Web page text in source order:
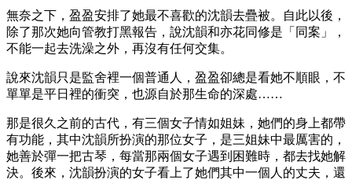
無奈之下，盈盈安排了她最不喜歡的沈韻去疊被。自此以後，
除了那次她向管教打黑報告，說沈韻和亦花同修是「同案」，
不能一起去洗澡之外，再沒有任何交集。
說來沈韻只是監舍裡一個普通人，盈盈卻總是看她不順眼，不
單單是平日裡的衝突，也源自於那生命的深處……
那是很久之前的古代，有三個女子情如姐妹，她們的身上都帶
有功能，其中沈韻所扮演的那位女子，是三姐妹中最厲害的，
她善於彈一把古琴，每當那兩個女子遇到困難時，都去找她解
決。後來，沈韻扮演的女子看上了她們其中一個人的丈夫，還